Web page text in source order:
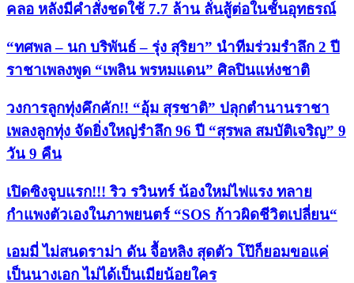
คลอ หลังมีคำสั่งชดใช้ 7.7 ล้าน ลั่นสู้ต่อในชั้นอุทธรณ์
“ทศพล – นก บริพันธ์ – รุ่ง สุริยา” นำทีมร่วมรำลึก 2 ปี
ราชาเพลงพูด “เพลิน พรหมแดน” ศิลปินแห่งชาติ
วงการลูกทุ่งคึกคัก!! “อุ้ม สุรชาติ” ปลุกตำนานราชา
เพลงลูกทุ่ง จัดยิ่งใหญ่รำลึก 96 ปี “สุรพล สมบัติเจริญ” 9
วัน 9 คืน
เปิดซิงจูบแรก!!! ริว รวินทร์ น้องใหม่ไฟแรง ทลาย
กำแพงตัวเองในภาพยนตร์ “SOS ก้าวผิดชีวิตเปลี่ยน“
เอมมี่ ไม่สนดราม่า ดัน จื้อหลิง สุดตัว โป๊ก็ยอมขอแค่
เป็นนางเอก ไม่ได้เป็นเมียน้อยใคร